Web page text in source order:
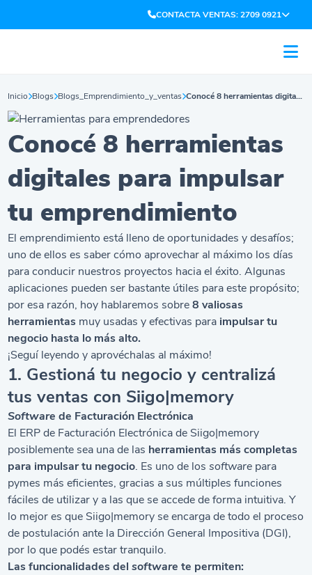
CONTACTA VENTAS: 2709 0921
Inicio Blogs Blogs_Emprendimiento_y_ventas Conocé 8 herramientas digitales para impulsar tu emprendimiento
Conocé 8 herramientas
digitales para impulsar
tu emprendimiento
Elemprendimiento está lleno de oportunidades y desafíos;
uno de ellos es saber cómo aprovechar al máximo los días
para conducir nuestros proyectos hacia el éxito. Algunas
aplicaciones pueden ser bastante útiles para este propósito;
por esa razón, hoy hablaremos sobre8 valiosas
herramientas muy usadas y efectivas para impulsar tu
negocio hasta lo más alto.
¡Seguí leyendo y aprovéchalas al máximo!
1. Gestioná tu negocio y centralizá
tus ventas con Siigo|memory
Software de Facturación Electrónica
El ERP de Facturación Electrónicade Siigo|memory
posiblemente sea una de las herramientas más completas
para impulsar tu negocio. Es uno de lossoftware para
pymes más eficientes, gracias a sus múltiples funciones
fáciles de utilizar y a las que se accede de forma intuitiva. Y
lo mejor es que Siigo|memory se encarga de todo el proceso
de postulación ante la Dirección General Impositiva (DGI),
por lo que podés estar tranquilo.
Las funcionalidades delsoftware te permiten: